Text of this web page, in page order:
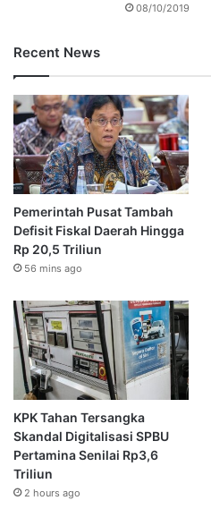
08/10/2019
Recent News
Pemerintah Pusat Tambah
Defisit Fiskal Daerah Hingga
Rp 20,5 Triliun
56 mins ago
KPK Tahan Tersangka
Skandal Digitalisasi SPBU
Pertamina Senilai Rp3,6
Triliun
2 hours ago